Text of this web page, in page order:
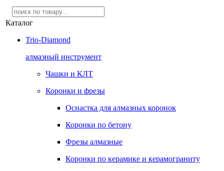
Каталог
Trio-Diamond
алмазный инструмент
Чашки и КЛТ
Коронки и фрезы
Оснастка для алмазных коронок
Коронки по бетону
Фрезы алмазные
Коронки по керамике и керамограниту